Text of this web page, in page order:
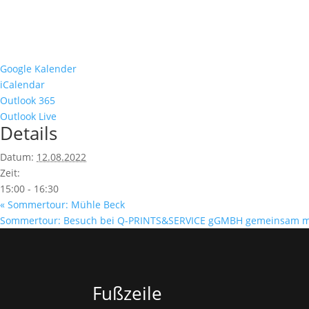
Google Kalender
iCalendar
Outlook 365
Outlook Live
Details
Datum: 12.08.2022
Zeit:
15:00 - 16:30
« Sommertour: Mühle Beck
Sommertour: Besuch bei Q-PRINTS&SERVICE gGMBH
Fußzeile